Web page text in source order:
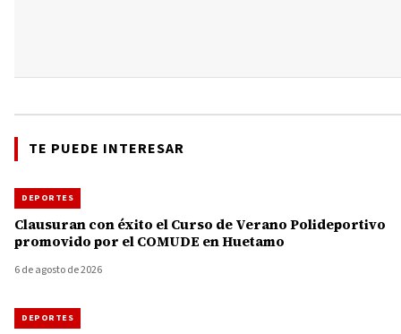
TE PUEDE INTERESAR
DEPORTES
Clausuran con éxito el Curso de Verano Polideportivo
promovido por el COMUDE en Huetamo
6 de agosto de 2026
DEPORTES